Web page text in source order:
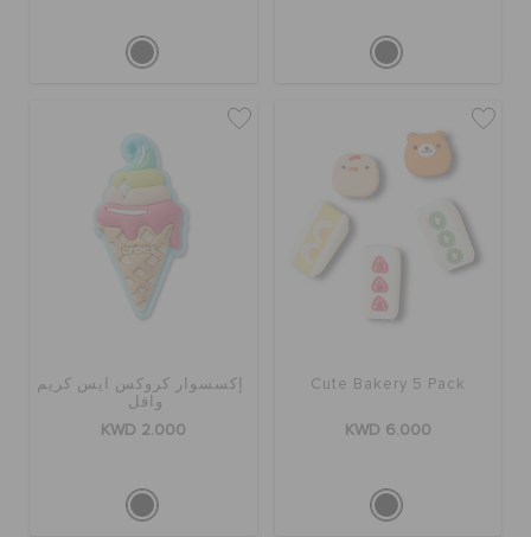
Cute Bakery 5 Pack
KWD 6.000
إكسسوار كروكس آيس كريم
وافل
KWD 2.000